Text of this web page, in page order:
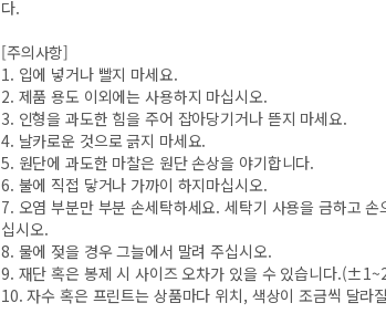
다.
[주의사항]
1. 입에 넣거나 빨지 마세요.
2. 제품 용도 이외에는 사용하지 마십시오.
3. 인형을 과도한 힘을 주어 잡아당기거나 뜯지 마세요.
4. 날카로운 것으로 긁지 마세요.
5. 원단에 과도한 마찰은 원단 손상을 야기합니다.
6. 불에 직접 닿거나 가까이 하지마십시오.
7. 오염 부분만 부분 손세탁하세요. 세탁기 사용을 금하고 손
십시오.
8. 물에 젖을 경우 그늘에서 말려 주십시오.
9. 재단 혹은 봉제 시 사이즈 오차가 있을 수 있습니다
10. 자수 혹은 프린트는 상품마다 위치, 색상이 조금씩 달라